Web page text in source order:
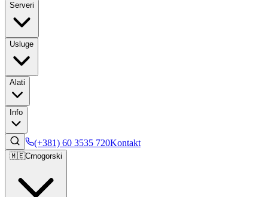
Serveri
Usluge
Alati
Info
(+381) 60 3535 720Kontakt
🇲🇪Crnogorski